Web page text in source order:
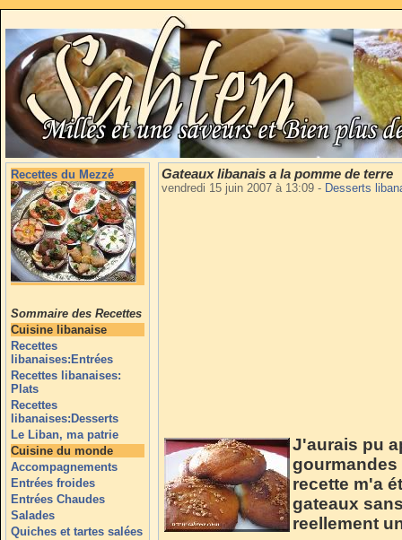
Recettes du Mezzé
Sommaire des Recettes
Cuisine libanaise
Recettes
libanaises:Entrées
Recettes libanaises:
Plats
Recettes
libanaises:Desserts
Le Liban, ma patrie
Cuisine du monde
Accompagnements
Entrées froides
Entrées Chaudes
Salades
Quiches et tartes salées
Gateaux libanais a la pomme de terre
vendredi 15 juin 2007 à 13:09 - Desserts
J'aurais pu
gourmandes
recette m'a
gateaux
reellement